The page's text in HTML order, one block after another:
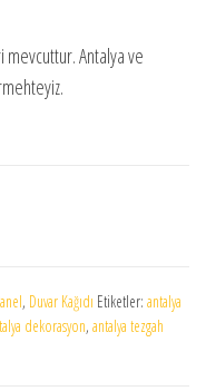
mevcuttur. Antalya ve
, Duvar Kağıdı Etiketler: antalya
dekorasyon, antalya tezgah